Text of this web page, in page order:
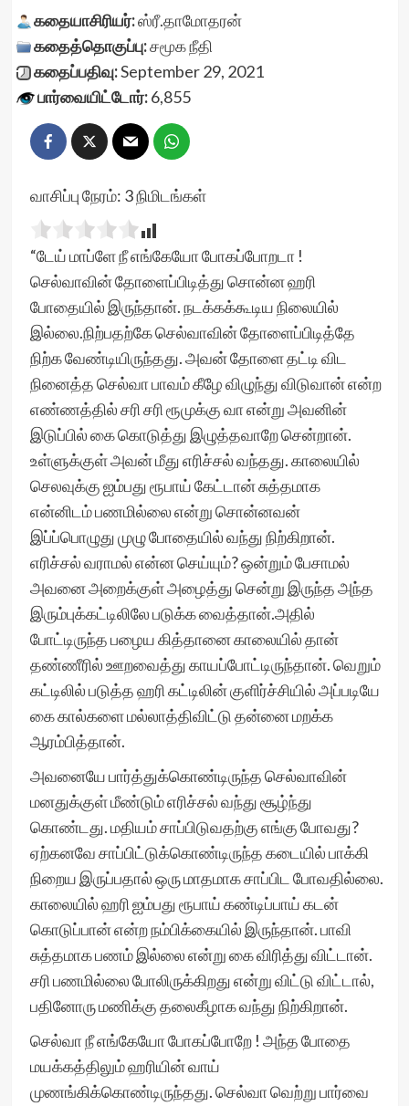
கதையாசிரியர்:ஸ்ரீ.தாமோதரன்
கதைத்தொகுப்பு:சமூக நீதி
கதைப்பதிவு:September 29, 2021
பார்வையிட்டோர்:6,855
வாசிப்பு நேரம்: 3நிமிடங்கள்
“டேய் மாப்ளே நீ எங்கேயோ போகப்போறடா !
செல்வாவின் தோளைப்பிடித்து சொன்ன ஹரி
போதையில் இருந்தான். நடக்கக்கூடிய நிலையில்
இல்லை.நிற்பதற்கே செல்வாவின் தோளைப்பிடித்தே
நிற்க வேண்டியிருந்தது. அவன் தோளை தட்டி விட
நினைத்த செல்வா பாவம் கீழே விழுந்து விடுவான் என்ற
எண்ணத்தில் சரி சரி ரூமுக்கு வா என்று அவனின்
இடுப்பில் கை கொடுத்து இழுத்தவாறே சென்றான்.
உள்ளுக்குள் அவன் மீது எரிச்சல் வந்தது. காலையில்
செலவுக்கு ஐம்பது ரூபாய் கேட்டான் சுத்தமாக
என்னிடம் பணமில்லை என்று சொன்னவன்
இப்ப்பொழுது முழு போதையில் வந்து நிற்கிறான்.
எரிச்சல் வராமல் என்ன செய்யும்? ஒன்றும் பேசாமல்
அவனை அறைக்குள் அழைத்து சென்று இருந்த அந்த
இரும்புக்கட்டிலிலே படுக்க வைத்தான்.அதில்
போட்டிருந்த பழைய கித்தானை காலையில் தான்
தண்ணீரில் ஊறவைத்து காயப்போட்டிருந்தான். வெறும்
கட்டிலில் படுத்த ஹரி கட்டிலின் குளிர்ச்சியில் அப்படியே
கை கால்களை மல்லாத்திவிட்டு தன்னை மறக்க
ஆரம்பித்தான்.
அவனையே பார்த்துக்கொண்டிருந்த செல்வாவின்
மனதுக்குள் மீண்டும் எரிச்சல் வந்து சூழ்ந்து
கொண்டது. மதியம் சாப்பிடுவதற்கு எங்கு போவது?
ஏற்கனவே சாப்பிட்டுக்கொண்டிருந்த கடையில் பாக்கி
நிறைய இருப்பதால் ஒரு மாதமாக சாப்பிட போவதில்லை.
காலையில் ஹரி ஐம்பது ரூபாய் கண்டிப்பாய் கடன்
கொடுப்பான் என்ற நம்பிக்கையில் இருந்தான். பாவி
சுத்தமாக பணம் இல்லை என்று கை விரித்து விட்டான்.
சரி பணமில்லை போலிருக்கிறது என்று விட்டு விட்டால்,
பதினோரு மணிக்கு தலைகீழாக வந்து நிற்கிறான்.
செல்வா நீ எங்கேயோ போகப்போறே ! அந்த போதை
மயக்கத்திலும் ஹரியின் வாய்
முணங்கிக்கொண்டிருந்தது. செல்வா வெற்று பார்வை